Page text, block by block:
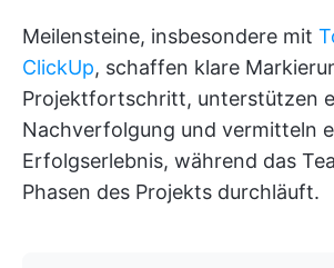
Meilensteine, insbesondere mit
ClickUp, schaffen klare
Projektfortschritt, unterstützen
Nachverfolgung und vermitteln
Erfolgserlebnis, während das
Phasen des Projekts durchläuft.